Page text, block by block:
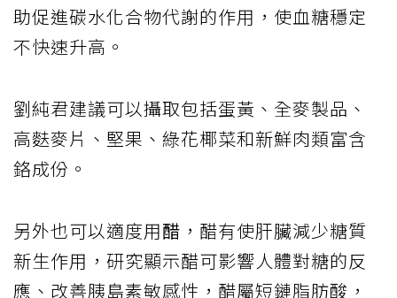
助促進碳水化合物代謝的作用，使血糖穩定
不快速升高。
劉純君建議可以攝取包括蛋黃、全麥製品、
高麩麥片、堅果、綠花椰菜和新鮮肉類富含
鉻成份。
另外也可以適度用醋 ，醋有使肝臟減少糖質
新生作用，研究顯示醋可影響人體對糖的反
應、改善胰島素敏感性，醋屬短鏈脂肪酸，